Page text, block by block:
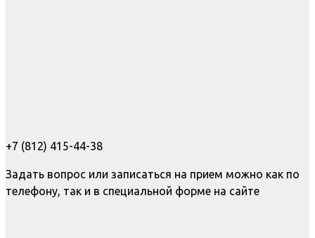
+7 (812) 415-44-38
Задать вопрос или записаться на прием можно как по
телефону, так и в специальной форме на сайте